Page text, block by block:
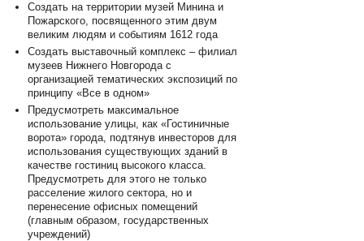
Создать на территории музей Минина и
Пожарского, посвященного этим двум
великим людям и событиям 1612 года
Создать выставочный комплекс – филиал
музеев Нижнего Новгорода с
организацией тематических экспозиций по
принципу «Все в одном»
Предусмотреть максимальное
использование улицы, как «Гостиничные
ворота» города, подтянув инвесторов для
использования существующих зданий в
качестве гостиниц высокого класса.
Предусмотреть для этого не только
расселение жилого сектора, но и
перенесение офисных помещений
(главным образом, государственных
учреждений)